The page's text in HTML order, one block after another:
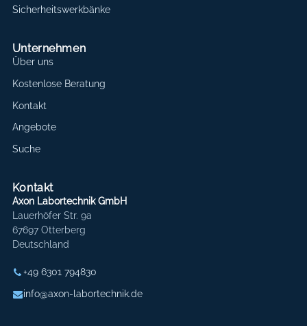
Sicherheitswerkbänke
Unternehmen
Über uns
Kostenlose Beratung
Kontakt
Angebote
Suche
Kontakt
Axon Labortechnik GmbH
Lauerhöfer Str. 9a
67697 Otterberg
Deutschland
+49 6301 794830
info@axon-labortechnik.de